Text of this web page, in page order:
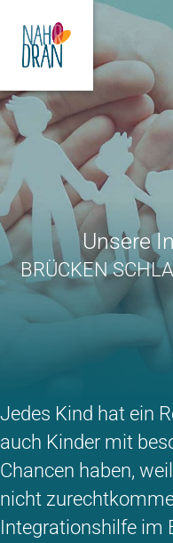
Inhalt
springen
Unsere
BRÜCKEN
Jedes Kind hat ein
auch Kinder mit
Chancen haben,
nicht
Integrationshilfe im